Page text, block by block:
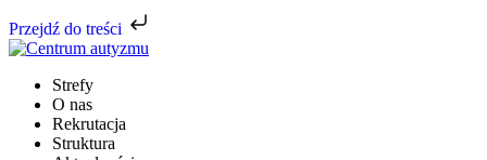
Przejdź do treści
Strefy
O nas
Rekrutacja
Struktura